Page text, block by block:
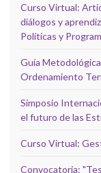
Curso Virtual:
diálogos y
Políticas y
Guía
Ordenamiento
Simposio
el futuro de las
Curso Virtual:
Convocatoria: